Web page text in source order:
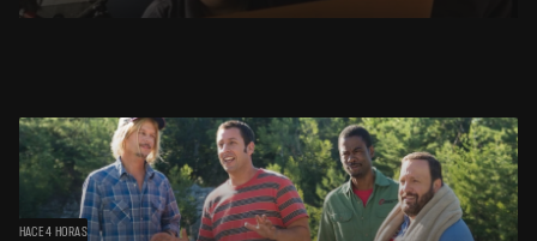
HACE 4 HORAS